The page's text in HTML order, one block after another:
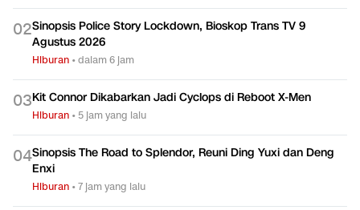
02Sinopsis Police Story Lockdown, Bioskop Trans TV 9
Agustus 2026
Hiburan •dalam 6 jam
03Kit Connor Dikabarkan Jadi Cyclops di Reboot X-Men
Hiburan • 5 jam yang lalu
04Sinopsis The Road to Splendor, Reuni Ding Yuxi dan Deng
Enxi
Hiburan •7 jam yang lalu